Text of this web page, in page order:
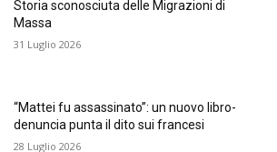
Storia sconosciuta delle Migrazioni di
Massa
31 Luglio 2026
“Mattei fu assassinato”: un nuovo libro-
denuncia punta il dito sui francesi
28 Luglio 2026